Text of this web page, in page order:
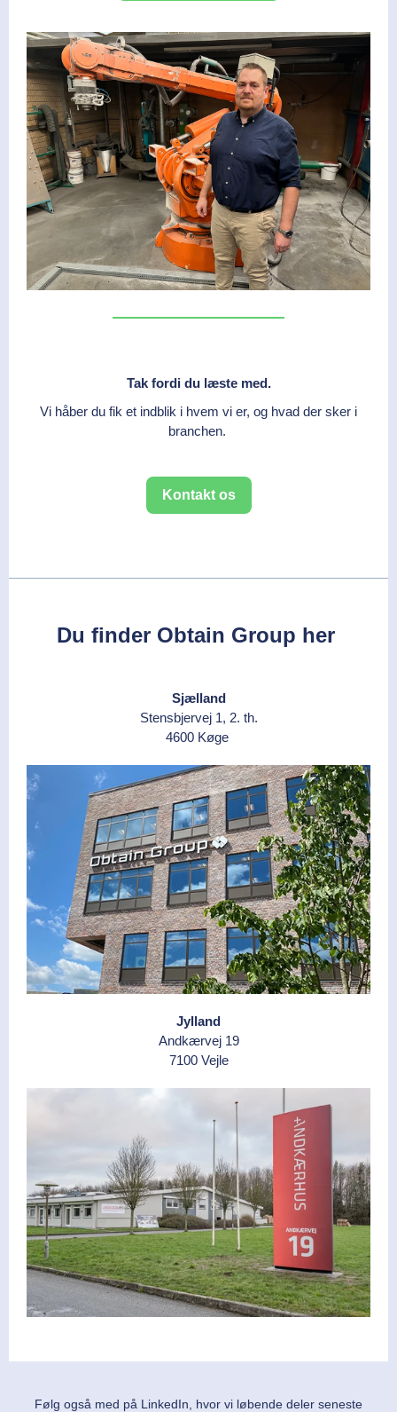
Tak fordi du læste med.
Vi håber du fik et indblik i hvem vi er, og hvad der sker i
branchen.
Kontakt os
Du finder Obtain Group her
Sjælland
Stensbjervej 1, 2. th.
4600 Køge
Jylland
Andkærvej 19
7100 Vejle
Følg også med på LinkedIn, hvor vi løbende deler seneste